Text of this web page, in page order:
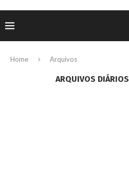
Home Arquivos
ARQUIVOS DIÁRIOS